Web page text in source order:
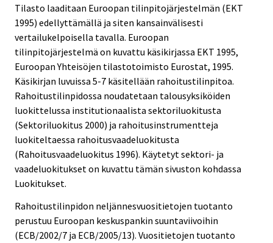
Tilasto laaditaan Euroopan tilinpitojärjestelmän (EKT
1995) edellyttämällä ja siten kansainvälisesti
vertailukelpoisella tavalla. Euroopan
tilinpitojärjestelmä on kuvattu käsikirjassa EKT 1995,
Euroopan Yhteisöjen tilastotoimisto Eurostat, 1995.
Käsikirjan luvuissa 5-7 käsitellään rahoitustilinpitoa.
Rahoitustilinpidossa noudatetaan talousyksiköiden
luokittelussa institutionaalista sektoriluokitusta
(Sektoriluokitus 2000) ja rahoitusinstrumentteja
luokiteltaessa rahoitusvaadeluokitusta
(Rahoitusvaadeluokitus 1996). Käytetyt sektori- ja
vaadeluokitukset on kuvattu tämän sivuston kohdassa
Luokitukset.
Rahoitustilinpidon neljännesvuositietojen tuotanto
perustuu Euroopan keskuspankin suuntaviivoihin
(ECB/2002/7 ja ECB/2005/13). Vuositietojen tuotanto